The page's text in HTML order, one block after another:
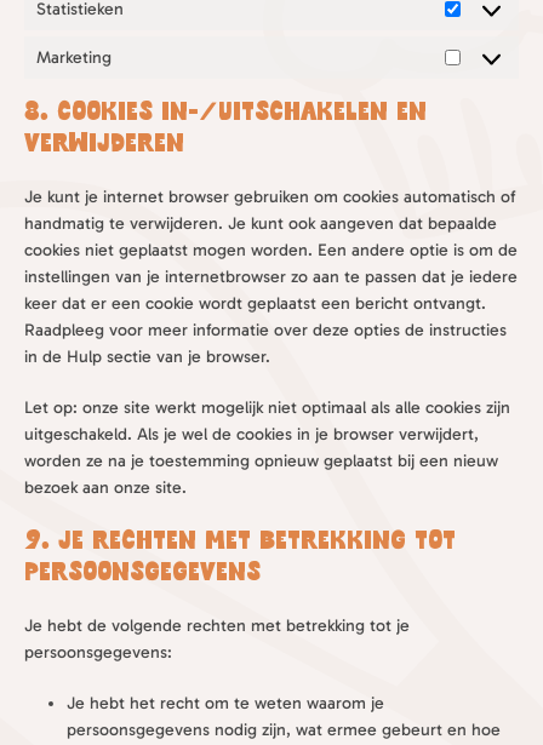
Statistieken
Marketing
Marketing
8. Cookies in-/uitschakelen en
verwijderen
Je kunt je internet browser gebruiken om cookies automatisch of
handmatig te verwijderen. Je kunt ook aangeven dat bepaalde
cookies niet geplaatst mogen worden. Een andere optie is om de
instellingen van je internetbrowser zo aan te passen dat je iedere
keer dat er een cookie wordt geplaatst een bericht ontvangt.
Raadpleeg voor meer informatie over deze opties de instructies
in de Hulp sectie van je browser.
Let op: onze site werkt mogelijk niet optimaal als alle cookies zijn
uitgeschakeld. Als je wel de cookies in je browser verwijdert,
worden ze na je toestemming opnieuw geplaatst bij een nieuw
bezoek aan onze site.
9. Je rechten met betrekking tot
persoonsgegevens
Je hebt de volgende rechten met betrekking tot je
persoonsgegevens:
Je hebt het recht om te weten waarom je
persoonsgegevens nodig zijn, wat ermee gebeurt en hoe